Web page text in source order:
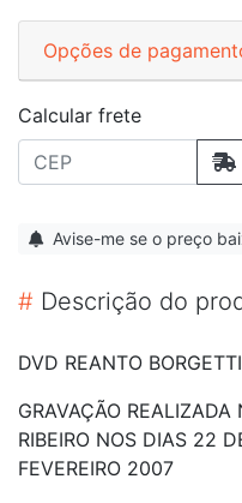
Opções de
Calcular frete
Avise-me se o preço
# Descrição do
DVD REANTO
GRAVAÇÃO
RIBEIRO NOS DIAS 22
FEVEREIRO 2007